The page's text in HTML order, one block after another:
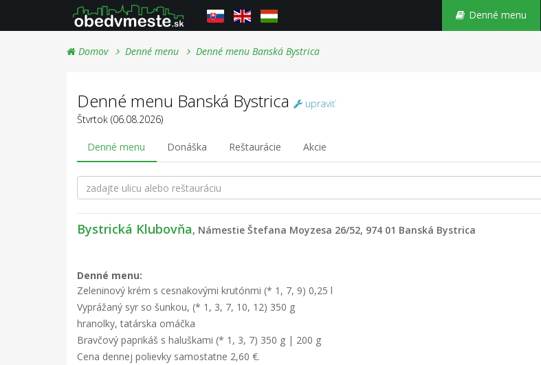
Denné menu
Domov Denné menu Denné menu Banská Bystrica
Denné menu Banská Bystrica
upraviť
Štvrtok (06.08.2026)
Denné menu Donáška Reštaurácie Akcie
Bystrická Klubovňa, Námestie Štefana Moyzesa 26/52, 974 01 Banská Bystrica
Denné menu:
Zeleninový krém s cesnakovými krutónmi (* 1, 7, 9) 0,25 l
Vyprážaný syr so šunkou, (* 1, 3, 7, 10, 12) 350 g
hranolky, tatárska omáčka
Bravčový paprikáš s haluškami (* 1, 3, 7) 350 g | 200 g
Cena dennej polievky samostatne 2,60 €.